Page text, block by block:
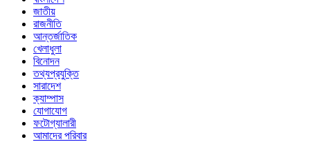
জাতীয়
রাজনীতি
আন্তর্জাতিক
খেলাধুলা
বিনোদন
তথ্যপ্রযুক্তি
সারাদেশ
ক্যাম্পাস
যোগাযোগ
ফটোগ্যালারী
আমাদের পরিবার